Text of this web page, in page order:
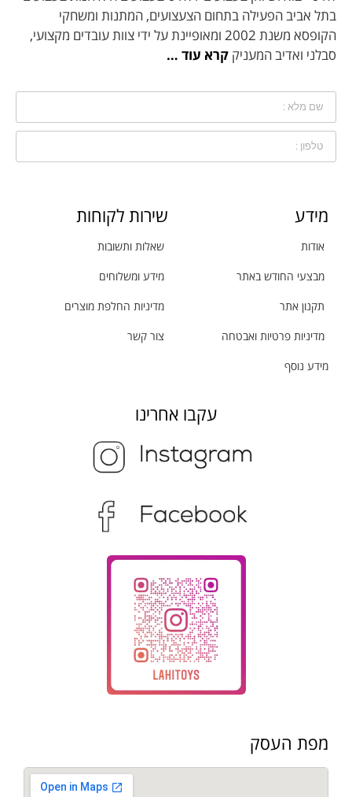
בתל אביב הפעילה בתחום הצעצועים, המתנות ומשחקי
הקופסא משנת 2002 ומאופיינת על ידי צוות עובדים מקצועי,
סבלני ואדיב המעניק קרא עוד …
מידע
אודות
מבצעי החודש באתר
תקנון אתר
מדיניות פרטיות ואבטחה
מידע נוסף
שירות לקוחות
שאלות ותשובות
מידע ומשלוחים
מדיניות החלפת מוצרים
צור קשר
עקבו אחרינו
מפת העסק